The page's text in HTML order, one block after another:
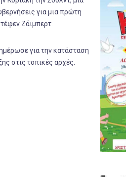
για μια πρώτη
Ζάιμπερτ.
για την κατάσταση
στις τοπικές αρχές.